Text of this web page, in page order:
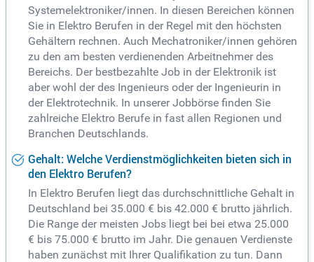
Systemelektroniker/innen. In diesen Bereichen können
Sie in Elektro Berufen in der Regel mit den höchsten
Gehältern rechnen. Auch Mechatroniker/innen gehören
zu den am besten verdienenden Arbeitnehmer des
Bereichs. Der bestbezahlte Job in der Elektronik ist
aber wohl der des Ingenieurs oder der Ingenieurin in
der Elektrotechnik. In unserer Jobbörse finden Sie
zahlreiche Elektro Berufe in fast allen Regionen und
Branchen Deutschlands.
Gehalt: Welche Verdienstmöglichkeiten bieten sich in
den Elektro Berufen?
In Elektro Berufen liegt das durchschnittliche Gehalt in
Deutschland bei 35.000 € bis 42.000 € brutto jährlich.
Die Range der meisten Jobs liegt bei bei etwa 25.000
€ bis 75.000 € brutto im Jahr. Die genauen Verdienste
haben zunächst mit Ihrer Qualifikation zu tun. Dann